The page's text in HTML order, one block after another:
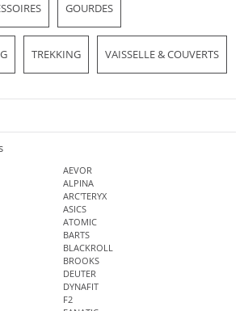
GOURDES
TREKKING VAISSELLE & COUVERTS
AEVOR
ALPINA
ARC'TERYX
ASICS
ATOMIC
BARTS
BLACKROLL
BROOKS
DEUTER
DYNAFIT
F2